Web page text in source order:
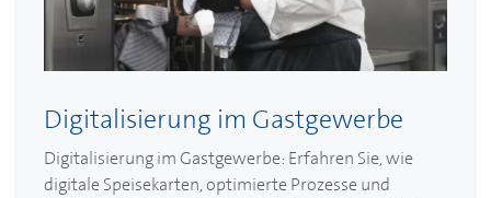
Digitalisierung im Gastgewerbe
Digitalisierung im Gastgewerbe: Erfahren Sie, wie
digitale Speisekarten, optimierte Prozesse und